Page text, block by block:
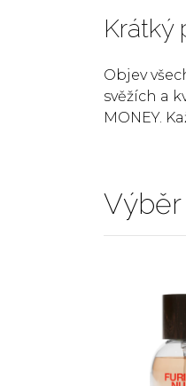
Krátký
Objev
svěžích a
MONEY.